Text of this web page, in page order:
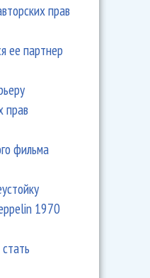
прав
ее партнер
прав
фильма
1970